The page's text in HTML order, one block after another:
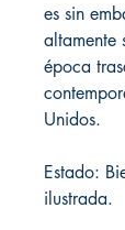
es sin
altamente
época
Unidos.
Estado:
ilustrada.